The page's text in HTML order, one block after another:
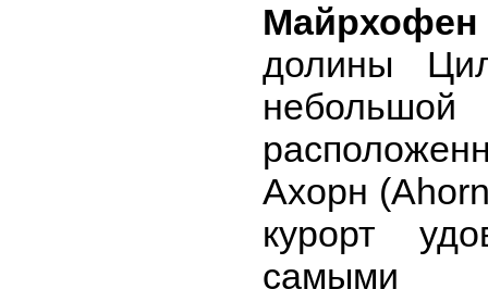
Майрхофен
долины
небольшой
Ахорн
курорт
самыми